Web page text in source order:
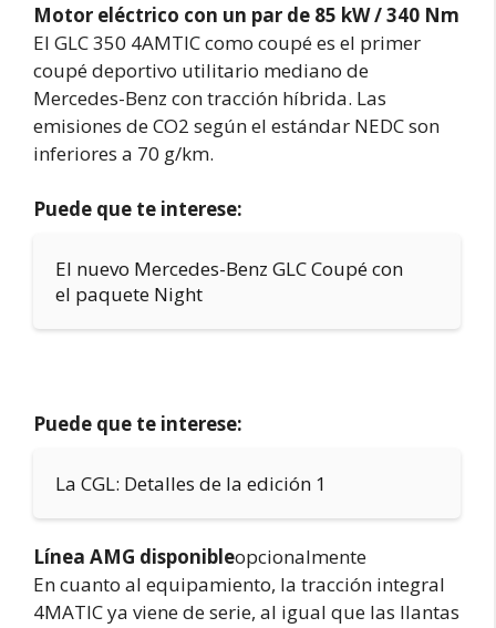
Motor eléctrico con un par de 85 kW / 340 Nm
El GLC 350 4AMTIC como coupé es el primer
coupé deportivo utilitario mediano de
Mercedes-Benz con tracción híbrida. Las
emisiones de CO2 según el estándar NEDC son
inferiores a 70 g/km.
Puede que te interese:
El nuevo Mercedes-Benz GLC Coupé con
el paquete Night
Puede que te interese:
La CGL: Detalles de la edición 1
Línea AMG disponibleopcionalmente
En cuanto al equipamiento, la tracción integral
4MATIC ya viene de serie, al igual que las llantas